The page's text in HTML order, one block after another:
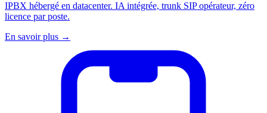
IPBX hébergé en datacenter. IA intégrée, trunk SIP opérateur, zéro
licence par poste.
En savoir plus →